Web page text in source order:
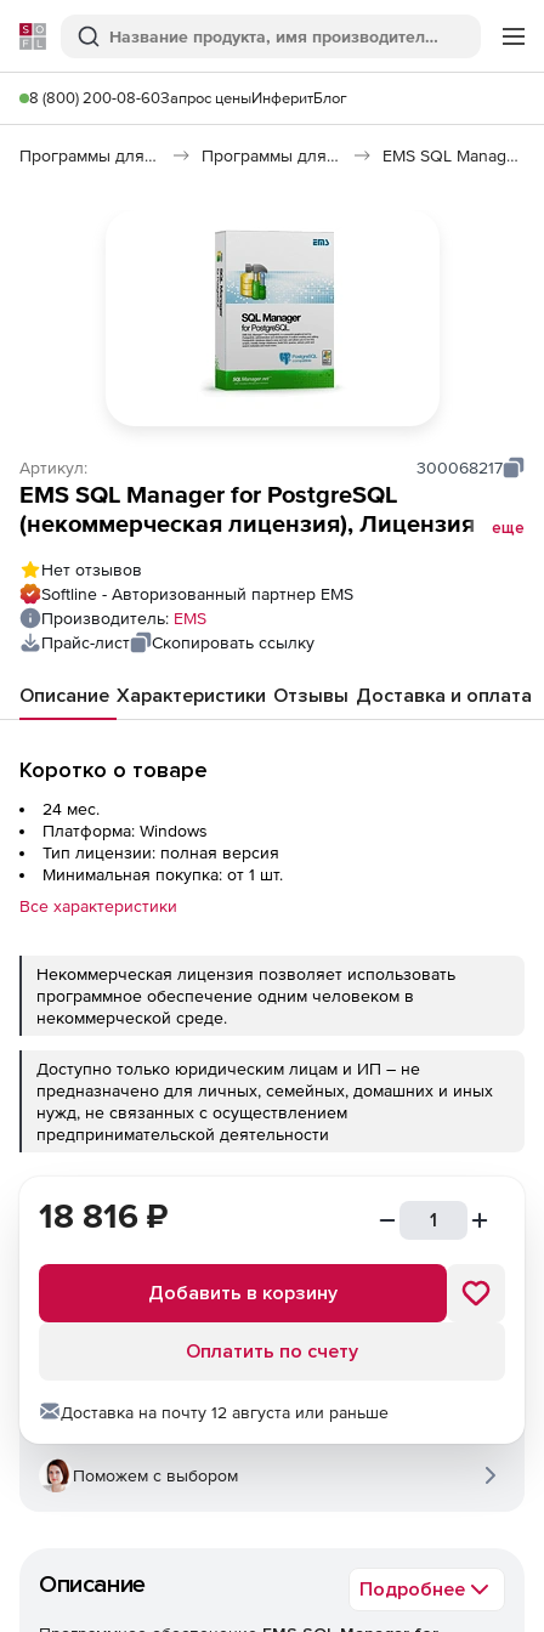
Softline
Поиск
8 (800) 200-08-60Запрос ценыИнферитБлог
Программы для программирования Программы для работы с базами данных EMS SQL Manager for PostgreSQL
Артикул: 300068217
EMS SQL Manager for PostgreSQL
(некоммерческая лицензия), Лицензия +еще
Нет отзывов
Softline - Авторизованный партнер EMS
Производитель: EMS
Прайс-лист
Скопировать ссылку
Описание Характеристики Отзывы Доставка и оплата
Коротко о товаре
24 мес.
Платформа: Windows
Тип лицензии: полная версия
Минимальная покупка: от 1 шт.
Все характеристики
Некоммерческая лицензия позволяет использовать
программное обеспечение одним человеком в
некоммерческой среде.
Доступно только юридическим лицам и ИП – не
предназначено для личных, семейных, домашних и иных
нужд, не связанных с осуществлением
предпринимательской деятельности
Описание Подробнее
18 816 ₽
Добавить в корзину
Оплатить по счету
Доставка на почту 12 августа или раньше
Поможем с выбором